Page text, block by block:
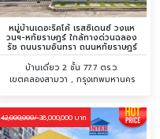
หมู่บ้านเดอะริคโค้ เรสซิเดนซ์ วงแห
วนฯ-หทัยราษฎร์ ใกล้ทางด่วนฉลอง
รัช ถนนรามอินทรา ถนนหทัยราษฎร์
บ้านเดี่ยว 2 ชั้น 77.7 ตร.ว.
เขตคลองสามวา , กรุงเทพมหานคร
42,000,000/38,000,000 บาท